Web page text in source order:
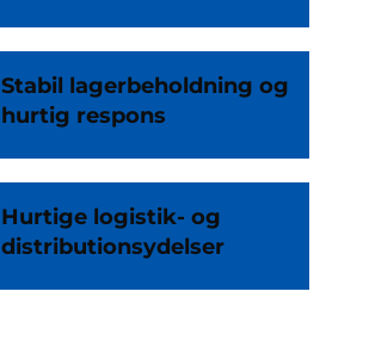
Stabil lagerbeholdning og
hurtig respons
Hurtige logistik- og
distributionsydelser